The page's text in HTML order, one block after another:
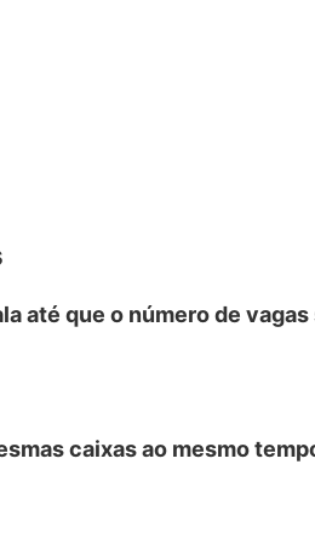
até que o número de
caixas ao mesmo